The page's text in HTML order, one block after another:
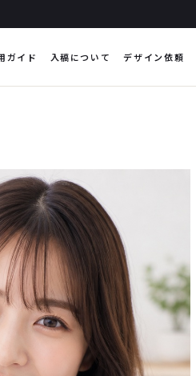
ガイド 入稿について デザイン依頼